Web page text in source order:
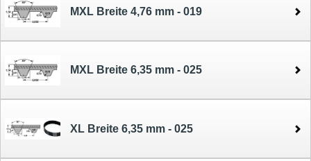
MXL Breite 4,76 mm - 019
MXL Breite 6,35 mm - 025
XL Breite 6,35 mm - 025